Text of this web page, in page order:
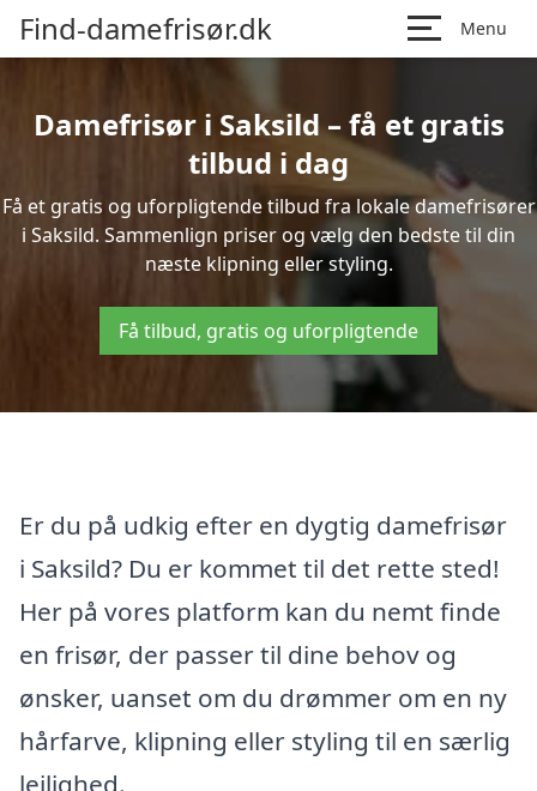
Find-damefrisør.dk Menu
Damefrisør i Saksild – få et gratis
tilbud i dag
Få et gratis og uforpligtende tilbud fra lokale damefrisører
i Saksild. Sammenlign priser og vælg den bedste til din
næste klipning eller styling.
Få tilbud, gratis og uforpligtende
Er du på udkig efter en dygtig damefrisør
i Saksild? Du er kommet til det rette sted!
Her på vores platform kan du nemt finde
en frisør, der passer til dine behov og
ønsker, uanset om du drømmer om en ny
hårfarve, klipning eller styling til en særlig
lejlighed.